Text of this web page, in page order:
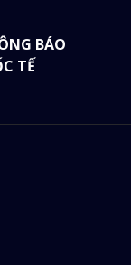
BÁO
TẾ